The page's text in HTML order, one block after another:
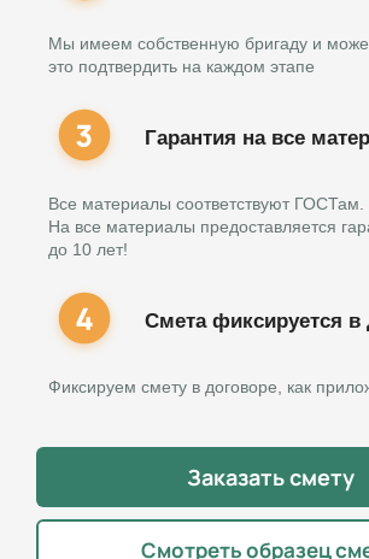
Мы имеем собственную бригаду и
это подтвердить на каждом этапе
Гарантия на все
Все материалы соответствуют ГОСТам.
На все материалы предоставляется
до 10 лет!
Смета фиксируется в
Фиксируем смету в договоре, как
Заказать смету
Смотреть образец